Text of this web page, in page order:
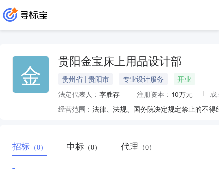
金 贵阳金宝床上用品设计部
贵州省 | 贵阳市 专业设计服务
开业
法定代表人： 李胜存 注册资本： 10万元
成
经营范围：
招标 （0） 中标 （0） 代理 （0）